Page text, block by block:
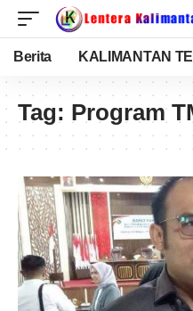
Berita KALIMANTAN
Tag: Program